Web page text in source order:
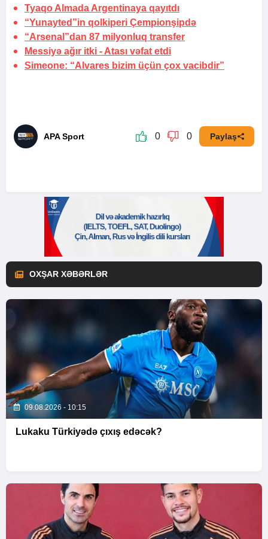
Tyaqo Almada Argentinaya qayıtdı
“Yunayted”in qolkiperi Çempionşipdə
“Arsenal”dan 87 milyonluq transfer
Messiyə ağır itki - Atası vəfat etdi
Simeone: “Alvares bizim üçün çox vacibdir”
APA Sport 0 0 Paylaş
OXŞAR XƏBƏRLƏR
09.08.2026 - 10:15
Lukaku Türkiyədə çıxış edəcək?